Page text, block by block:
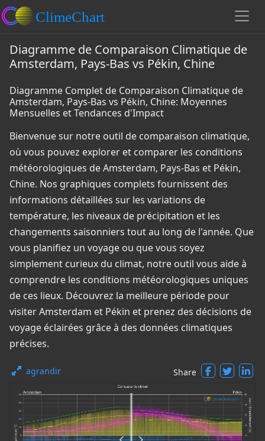
Diagramme de Comparaison Climatique de
Amsterdam, Pays-Bas vs Pékin, Chine
Diagramme Complet de Comparaison Climatique de
Amsterdam, Pays-Bas vs Pékin, Chine: Moyennes
Mensuelles et Tendances d'Impact
Bienvenue sur notre outil de comparaison climatique,
où vous pouvez explorer et comparer les conditions
météorologiques de Amsterdam, Pays-Bas et Pékin,
Chine. Nos graphiques complets fournissent des
informations détaillées sur les variations de
température, les niveaux de précipitation et les
changements saisonniers tout au long de l'année. Que
vous planifiez un voyage ou que vous soyez
simplement curieux du climat, notre outil vous aide à
comprendre les conditions météorologiques uniques
de ces lieux. Découvrez la meilleure période pour
visiter Amsterdam et Pékin et prenez des décisions de
voyage éclairées grâce à des données climatiques
précises.
agrandir Share